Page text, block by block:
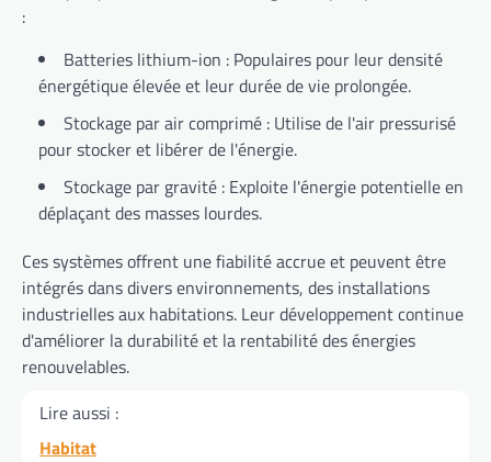
:
Batteries lithium-ion : Populaires pour leur densité
énergétique élevée et leur durée de vie prolongée.
Stockage par air comprimé : Utilise de l'air pressurisé
pour stocker et libérer de l'énergie.
Stockage par gravité : Exploite l'énergie potentielle en
déplaçant des masses lourdes.
Ces systèmes offrent une fiabilité accrue et peuvent être
intégrés dans divers environnements, des installations
industrielles aux habitations. Leur développement continue
d'améliorer la durabilité et la rentabilité des énergies
renouvelables.
Lire aussi :
Habitat